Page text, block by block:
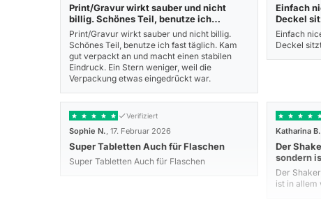
Print/Gravur wirkt sauber und nicht
billig. Schönes Teil, benutze ich…
Print/Gravur wirkt sauber und nicht billig.
Schönes Teil, benutze ich fast täglich. Kam
gut verpackt an und macht einen stabilen
Eindruck. Ein Stern weniger, weil die
Verpackung etwas eingedrückt war.
Einfach
Deckel
Einfach
Deckel
Verifiziert
Sophie N., 17. Februar 2026
Super Tabletten Auch für Flaschen
Super Tabletten Auch für Flaschen
Katharina B.
Der
sondern
Der
ist in allem